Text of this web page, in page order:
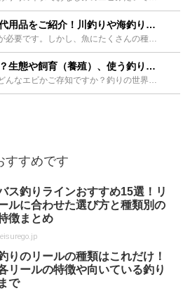
釣り餌の種類や代用品をご紹介！川釣りや海釣りに役立つポイントを押さえよう - Leisurego(レジャーゴー)
釣りをするには餌が必要です。しかし、魚にたくさんの種類があるのと同じように、餌にもたくさんの種類があるので困る人も多いのではないでしょうか。この記事ではそういった人のために釣り餌の種類とその代表例な...
シラサエビとは？生態や飼育（養殖）、使う釣りについても徹底解説！ - Leisurego(レジャーゴー)
シラサエビとは、どんなエビかご存知ですか？釣りの世界では、釣れる餌として有名なエビです。このシラサエビについて生態や特徴、釣りでの活用や注意点、さらに、捕まえ方や飼育方法、気になる養殖についても紹介...
すすめです
ス釣りラインおすすめ15選！リ
ルに合わせた選び方と種類別の
徴まとめ
leisurego.jp
りのリールの種類はこれだけ！
リールの特徴や向いている釣り
まで